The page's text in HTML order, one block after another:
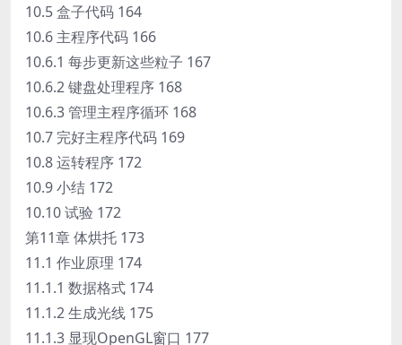
10.5 盒子代码 164
10.6 主程序代码 166
10.6.1 每步更新这些粒子 167
10.6.2 键盘处理程序 168
10.6.3 管理主程序循环 168
10.7 完好主程序代码 169
10.8 运转程序 172
10.9 小结 172
10.10 试验 172
第11章 体烘托 173
11.1 作业原理 174
11.1.1 数据格式 174
11.1.2 生成光线 175
11.1.3 显现OpenGL窗口 177